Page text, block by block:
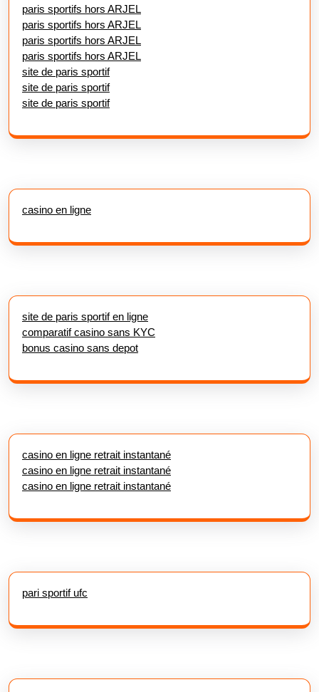
paris sportifs hors ARJEL
paris sportifs hors ARJEL
paris sportifs hors ARJEL
paris sportifs hors ARJEL
site de paris sportif
site de paris sportif
site de paris sportif
casino en ligne
site de paris sportif en ligne
comparatif casino sans KYC
bonus casino sans depot
casino en ligne retrait instantané
casino en ligne retrait instantané
casino en ligne retrait instantané
pari sportif ufc